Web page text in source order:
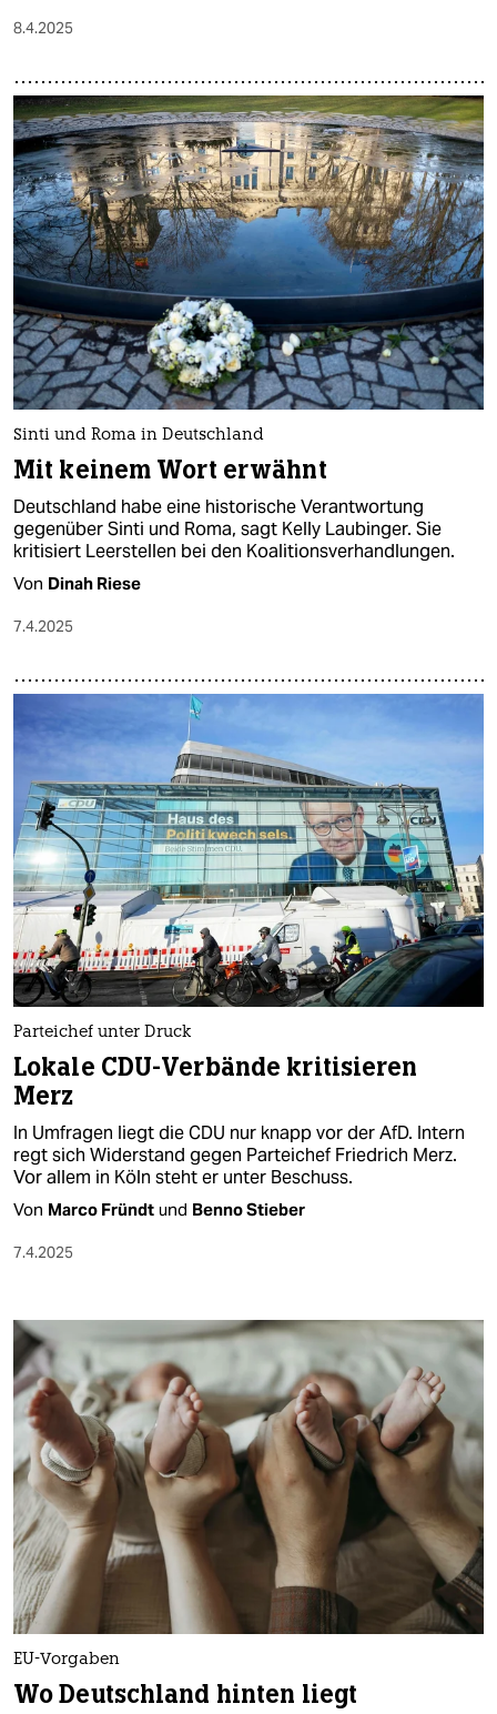
8.4.2025
Sinti und Roma in Deutschland
Mit keinem Wort erwähnt
Deutschland habe eine historische Verantwortung
gegenüber Sinti und Roma, sagt Kelly Laubinger. Sie
kritisiert Leerstellen bei den Koalitionsverhandlungen.
Von Dinah Riese
7.4.2025
Parteichef unter Druck
Lokale CDU-Verbände kritisieren
Merz
In Umfragen liegt die CDU nur knapp vor der AfD. Intern
regt sich Widerstand gegen Parteichef Friedrich Merz.
Vor allem in Köln steht er unter Beschuss.
Von Marco Fründt und Benno Stieber
7.4.2025
EU-Vorgaben
Wo Deutschland hinten liegt